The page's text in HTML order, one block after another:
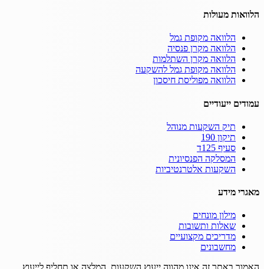
הלוואות מעולות
הלוואה מקופת גמל
הלוואה מקרן פנסיה
הלוואה מקרן השתלמות
הלוואה מקופת גמל להשקעה
הלוואה מפוליסת חיסכון
עמודים ייעודיים
תיק השקעות מנוהל
תיקון 190
סעיף 125ד
המסלקה הפנסיונית
השקעות אלטרנטיביות
מאגרי מידע
מילון מונחים
שאלות ותשובות
מדריכים מקצועיים
מחשבונים